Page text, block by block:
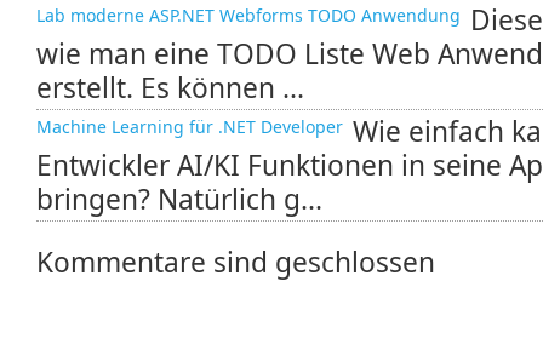
Lab moderne ASP.NET Webforms TODO Anwendung
wie man eine TODO Liste Web
erstellt. Es können ...
Machine Learning für .NET Developer Wie einfach
Entwickler AI/KI Funktionen in seine
bringen? Natürlich g...
Kommentare sind geschlossen